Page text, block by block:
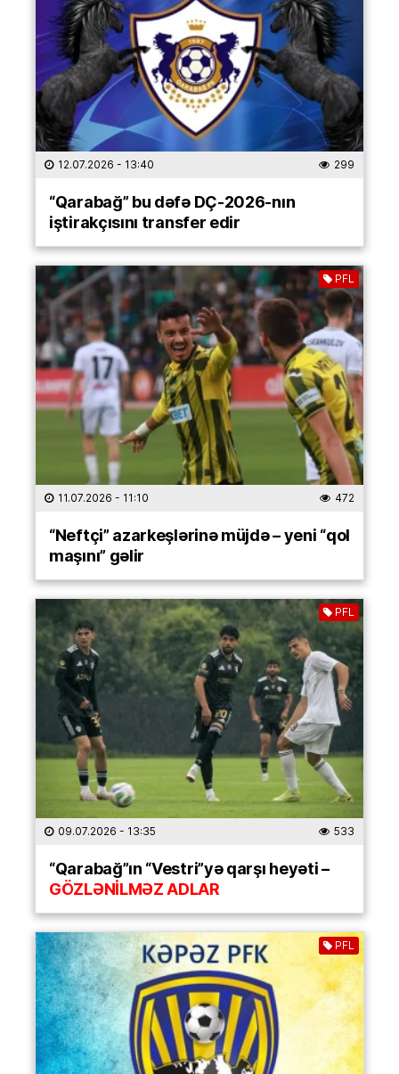
12.07.2026 - 13:40 299
“Qarabağ” bu dəfə DÇ-2026-nın
iştirakçısını transfer edir
PFL
11.07.2026 - 11:10 472
“Neftçi” azarkeşlərinə müjdə – yeni “qol
maşını” gəlir
PFL
09.07.2026 - 13:35 533
“Qarabağ”ın “Vestri”yə qarşı heyəti –
GÖZLƏNİLMƏZ ADLAR
PFL